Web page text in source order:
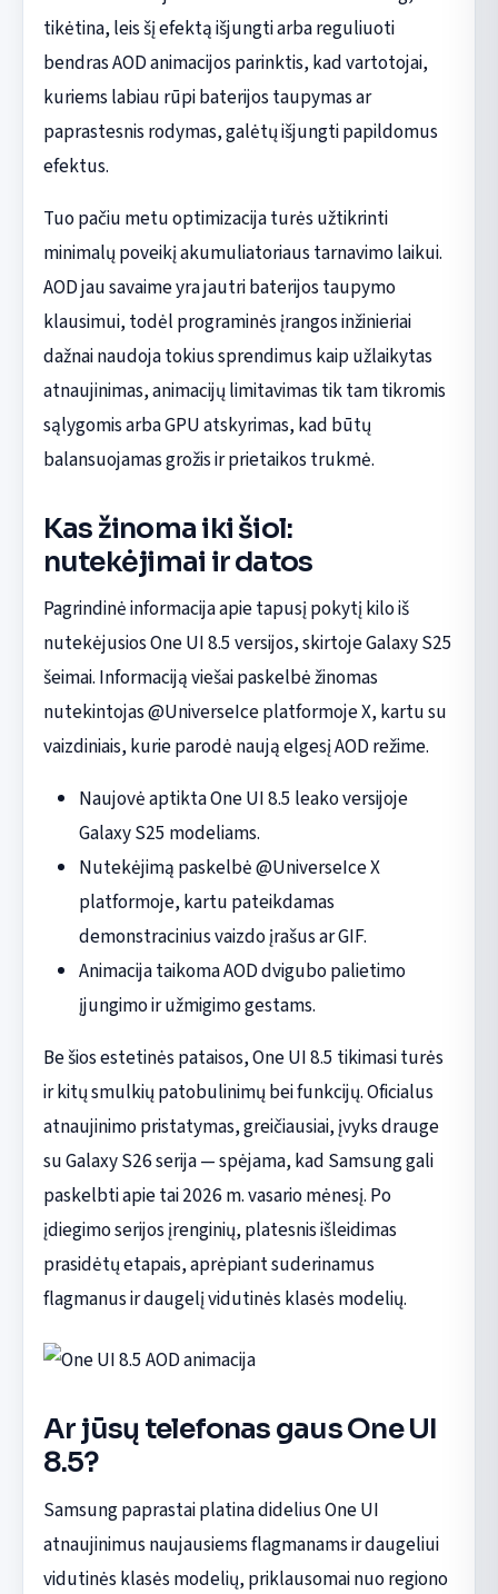
tikėtina, leis šį efektą išjungti arba reguliuoti
bendras AOD animacijos parinktis, kad vartotojai,
kuriems labiau rūpi baterijos taupymas ar
paprastesnis rodymas, galėtų išjungti papildomus
efektus.
Tuo pačiu metu optimizacija turės užtikrinti
minimalų poveikį akumuliatoriaus tarnavimo laikui.
AOD jau savaime yra jautri baterijos taupymo
klausimui, todėl programinės įrangos inžinieriai
dažnai naudoja tokius sprendimus kaip užlaikytas
atnaujinimas, animacijų limitavimas tik tam tikromis
sąlygomis arba GPU atskyrimas, kad būtų
balansuojamas grožis ir prietaikos trukmė.
Kas žinoma iki šiol:
nutekėjimai ir datos
Pagrindinė informacija apie tapusį pokytį kilo iš
nutekėjusios One UI 8.5 versijos, skirtoje Galaxy S25
šeimai. Informaciją viešai paskelbė žinomas
nutekintojas @UniverseIce platformoje X, kartu su
vaizdiniais, kurie parodė naują elgesį AOD režime.
Naujovė aptikta One UI 8.5 leako versijoje
Galaxy S25 modeliams.
Nutekėjimą paskelbė @UniverseIce X
platformoje, kartu pateikdamas
demonstracinius vaizdo įrašus ar GIF.
Animacija taikoma AOD dvigubo palietimo
įjungimo ir užmigimo gestams.
Be šios estetinės pataisos, One UI 8.5 tikimasi turės
ir kitų smulkių patobulinimų bei funkcijų. Oficialus
atnaujinimo pristatymas, greičiausiai, įvyks drauge
su Galaxy S26 serija — spėjama, kad Samsung gali
paskelbti apie tai 2026 m. vasario mėnesį. Po
įdiegimo serijos įrenginių, platesnis išleidimas
prasidėtų etapais, aprėpiant suderinamus
flagmanus ir daugelį vidutinės klasės modelių.
Ar jūsų telefonas gaus One UI
8.5?
Samsung paprastai platina didelius One UI
atnaujinimus naujausiems flagmanams ir daugeliui
vidutinės klasės modelių, priklausomai nuo regiono